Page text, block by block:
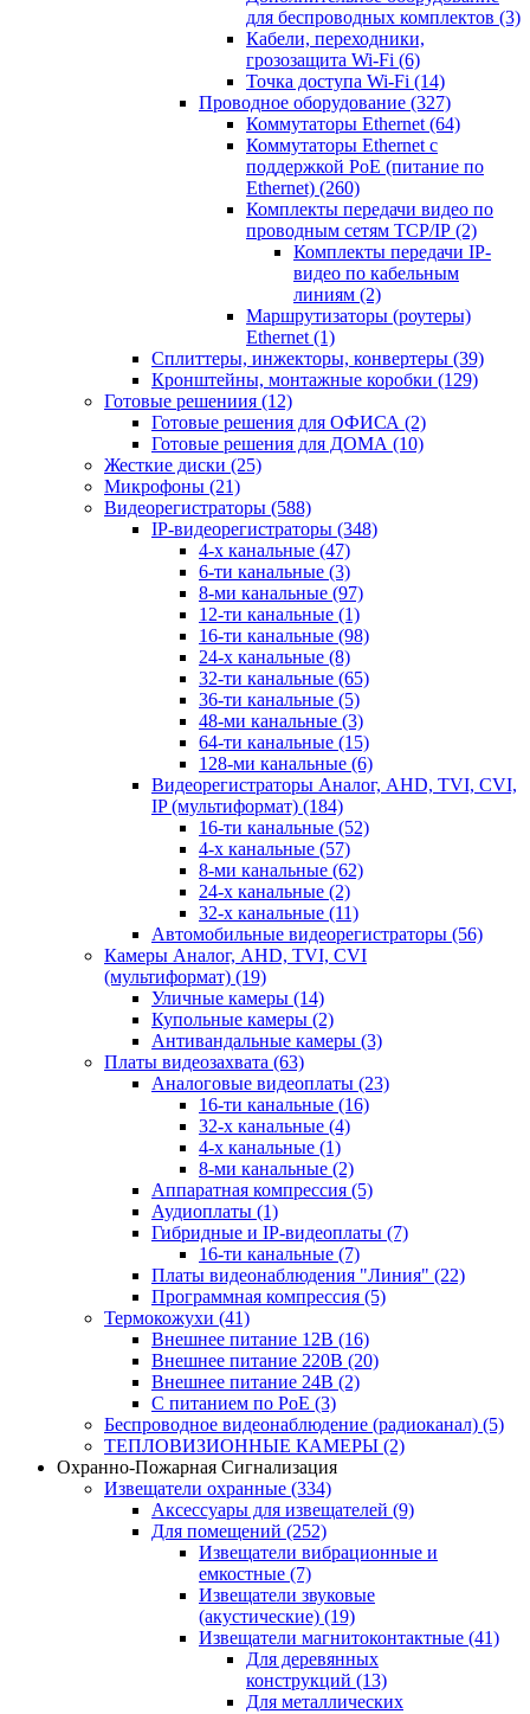
для беспроводных комплектов (3)
Кабели, переходники,
грозозащита Wi-Fi (6)
Точка доступа Wi-Fi (14)
Проводное оборудование (327)
Коммутаторы Ethernet (64)
Коммутаторы Ethernet с
поддержкой PoE (питание по
Ethernet) (260)
Комплекты передачи видео по
проводным сетям TCP/IP (2)
Комплекты передачи IP-
видео по кабельным
линиям (2)
Маршрутизаторы (роутеры)
Ethernet (1)
Сплиттеры, инжекторы, конвертеры (39)
Кронштейны, монтажные коробки (129)
Готовые решениия (12)
Готовые решения для ОФИСА (2)
Готовые решения для ДОМА (10)
Жесткие диски (25)
Микрофоны (21)
Видеорегистраторы (588)
IP-видеорегистраторы (348)
4-х канальные (47)
6-ти канальные (3)
8-ми канальные (97)
12-ти канальные (1)
16-ти канальные (98)
24-х канальные (8)
32-ти канальные (65)
36-ти канальные (5)
48-ми канальные (3)
64-ти канальные (15)
128-ми канальные (6)
Видеорегистраторы Аналог, AHD, TVI, CVI,
IP (мультиформат) (184)
16-ти канальные (52)
4-х канальные (57)
8-ми канальные (62)
24-х канальные (2)
32-х канальные (11)
Автомобильные видеорегистраторы (56)
Камеры Аналог, AHD, TVI, CVI
(мультиформат) (19)
Уличные камеры (14)
Купольные камеры (2)
Антивандальные камеры (3)
Платы видеозахвата (63)
Аналоговые видеоплаты (23)
16-ти канальные (16)
32-х канальные (4)
4-х канальные (1)
8-ми канальные (2)
Аппаратная компрессия (5)
Аудиоплаты (1)
Гибридные и IP-видеоплаты (7)
16-ти канальные (7)
Платы видеонаблюдения "Линия" (22)
Программная компрессия (5)
Термокожухи (41)
Внешнее питание 12В (16)
Внешнее питание 220В (20)
Внешнее питание 24В (2)
С питанием по PoE (3)
Беспроводное видеонаблюдение (радиоканал) (5)
ТЕПЛОВИЗИОННЫЕ КАМЕРЫ (2)
Охранно-Пожарная Сигнализация
Извещатели охранные (334)
Аксессуары для извещателей (9)
Для помещений (252)
Извещатели вибрационные и
емкостные (7)
Извещатели звуковые
(акустические) (19)
Извещатели магнитоконтактные (41)
Для деревянных
конструкций (13)
Для металлических